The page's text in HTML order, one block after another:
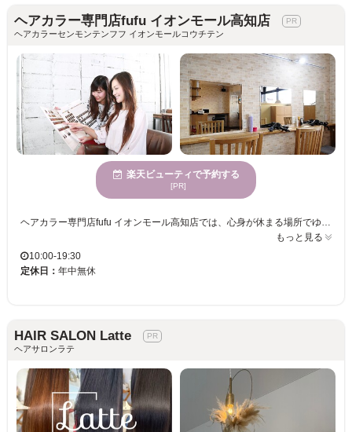
ヘアカラー専門店fufu イオンモール高知店
ヘアカラーセンモンテンフフ イオンモールコウチテン
楽天ビューティで予約する
[PR]
もっと見る
10:00-19:30
定休日： 年中無休
HAIR SALON Latte
ヘアサロンラテ